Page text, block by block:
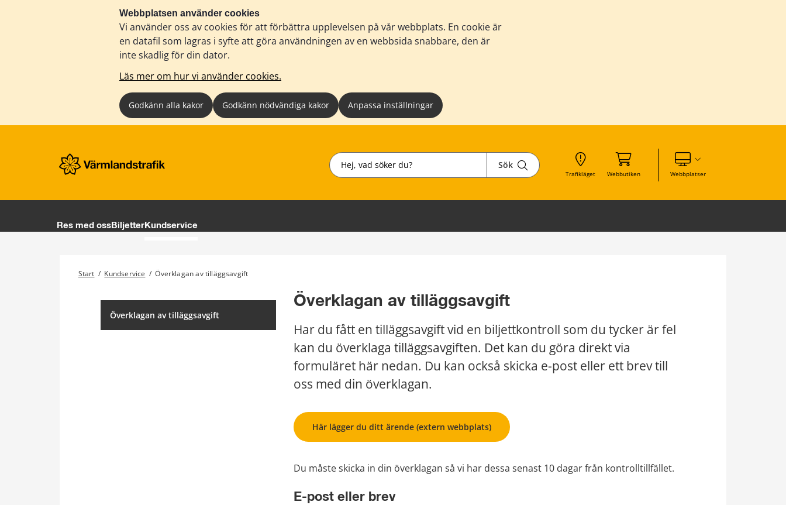
Webbplatsen använder cookies
Vi använder oss av cookies för att förbättra upplevelsen på vår webbplats. En cookie är
en datafil som lagras i syfte att göra användningen av en webbsida snabbare, den är
inte skadlig för din dator.
Läs mer om hur vi använder cookies.
Godkänn alla kakor Godkänn nödvändiga kakor Anpassa inställningar
Sök Sök
Trafikläget Webbutiken WebbplatserVisa våra andra webbplatser
Res med ossBiljetterKundservice
Start / Kundservice / Överklagan av tilläggsavgift
Överklagan av tilläggsavgift
Överklagan av tilläggsavgift
Har du fått en tilläggsavgift vid en biljettkontroll som du tycker är fel
kan du överklaga tilläggsavgiften. Det kan du göra direkt via
formuläret här nedan. Du kan också skicka e-post eller ett brev till
oss med din överklagan.
Här lägger du ditt ärende (extern webbplats)
Du måste skicka in din överklagan så vi har dessa senast 10 dagar från kontrolltillfället.
E-post eller brev